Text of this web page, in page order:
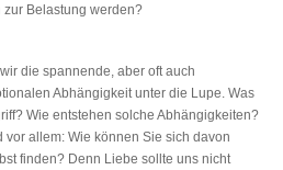
Belastung werden?
die spannende, aber oft auch
Abhängigkeit unter die Lupe. Was
Wie entstehen solche Abhängigkeiten?
allem: Wie können Sie sich davon
finden? Denn Liebe sollte uns nicht